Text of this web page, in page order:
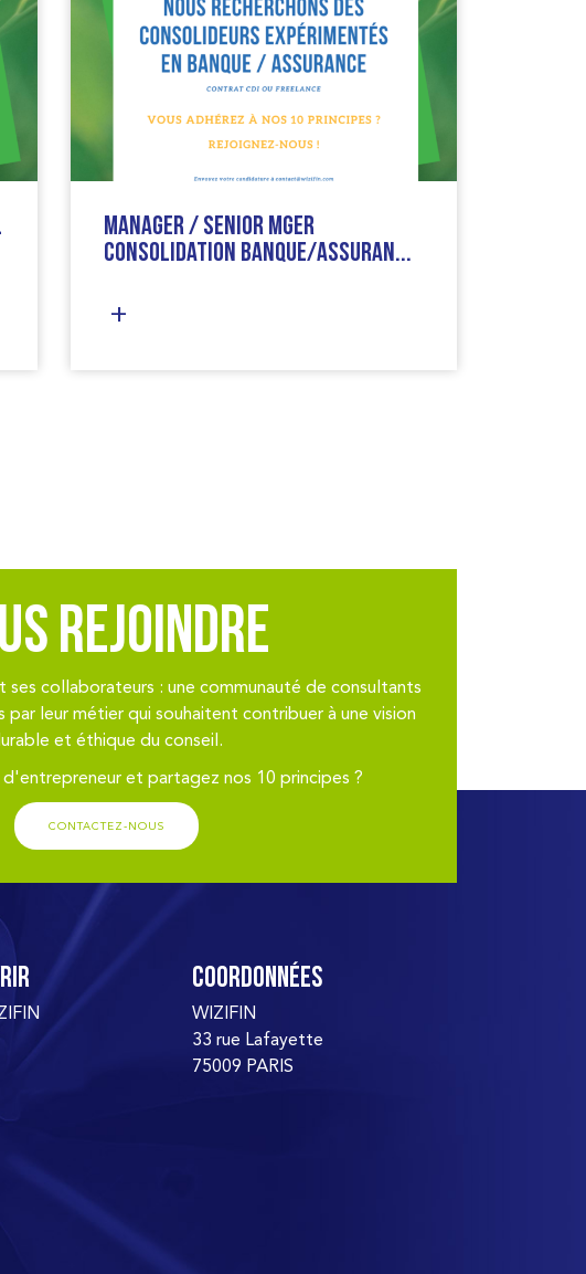
Manager / Senior Mger
Consolidation Banque/Assuran...
rejoindre
ses collaborateurs : une communauté de consultants
leur métier qui souhaitent contribuer à une vision
et éthique du conseil.
d'entrepreneur et partagez nos 10 principes ?
CONTACTEZ-NOUS
Coordonnées
WIZIFIN
33 rue Lafayette
75009 PARIS